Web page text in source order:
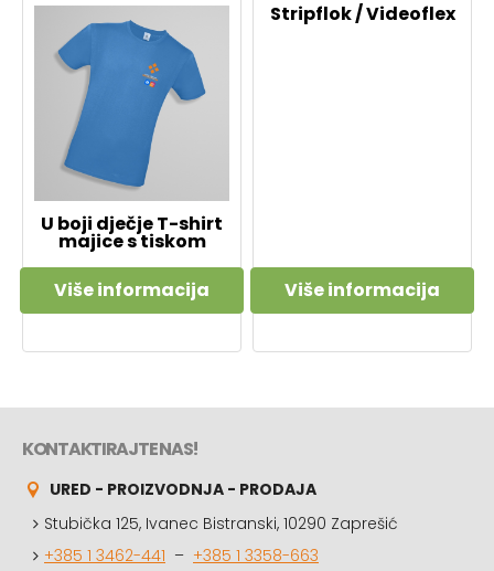
U boji dječje T-shirt
majice s tiskom
Više informacija
Stripflok / Videoflex
Više informacija
KONTAKTIRAJTE NAS!
URED - PROIZVODNJA - PRODAJA
Stubička 125, Ivanec Bistranski, 10290 Zaprešić
+385 1 3462-441 – +385 1 3358-663